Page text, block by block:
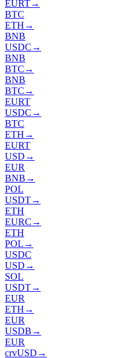
EURT→
BTC
ETH →
BNB
USDC →
BNB
BTC →
BNB
BTC →
EURT
USDC →
BTC
ETH →
EURT
USD →
EUR
BNB →
POL
USDT→
ETH
EURC →
ETH
POL →
USDC
USD →
SOL
USDT→
EUR
ETH →
EUR
USDB →
EUR
crvUSD →